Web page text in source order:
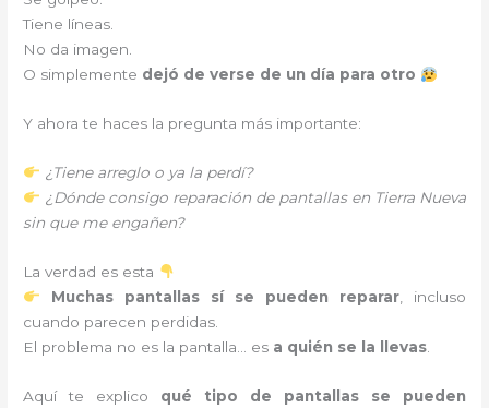
Tiene líneas.
No da imagen.
O simplemente dejó de verse de un día para otro
Y ahora te haces la pregunta más importante:
¿Tiene arreglo o ya la perdí?
¿Dónde consigo reparación de pantallas en Tierra Nueva
sin que me engañen?
La verdad es esta
Muchas pantallas sí se pueden reparar, incluso
cuando parecen perdidas.
El problema no es la pantalla… es a quién se la llevas
Aquí te explico qué tipo de pantallas se pueden